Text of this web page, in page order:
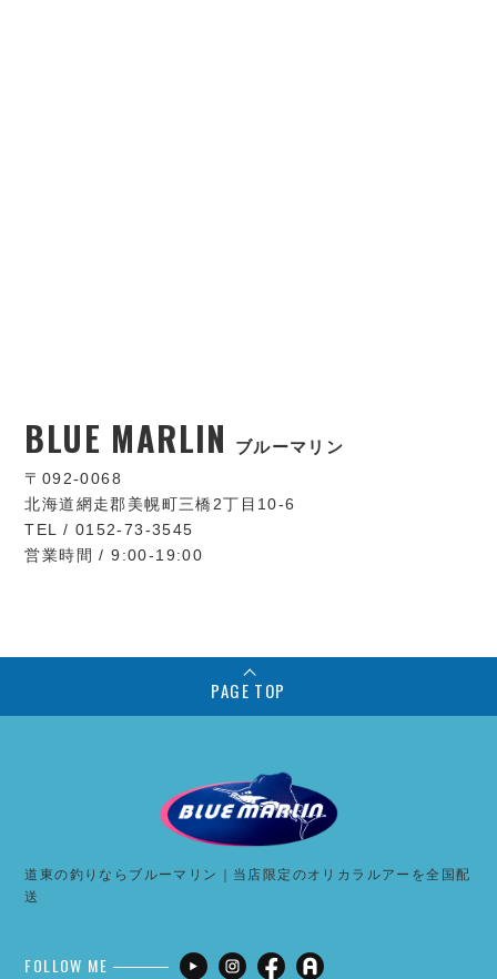
BLUE MARLIN ブルーマリン
〒092-0068
北海道網走郡美幌町三橋2丁目10-6
TEL / 0152-73-3545
営業時間 / 9:00-19:00
PAGE TOP
道東の釣りならブルーマリン｜当店限定のオリカラルアーを全国配
送
FOLLOW ME